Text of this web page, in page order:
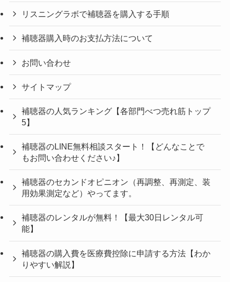
リスニングラボで補聴器を購入する手順
補聴器購入時のお支払方法について
お問い合わせ
サイトマップ
補聴器の人気ランキング【各部門べつ売れ筋トップ
5】
補聴器のLINE無料相談スタート！【どんなことで
もお問い合わせください♪】
補聴器のセカンドオピニオン（再調整、再測定、装
用効果測定など）やってます。
補聴器のレンタルが無料！【最大30日レンタル可
能】
補聴器の購入費を医療費控除に申請する方法【わか
りやすい解説】